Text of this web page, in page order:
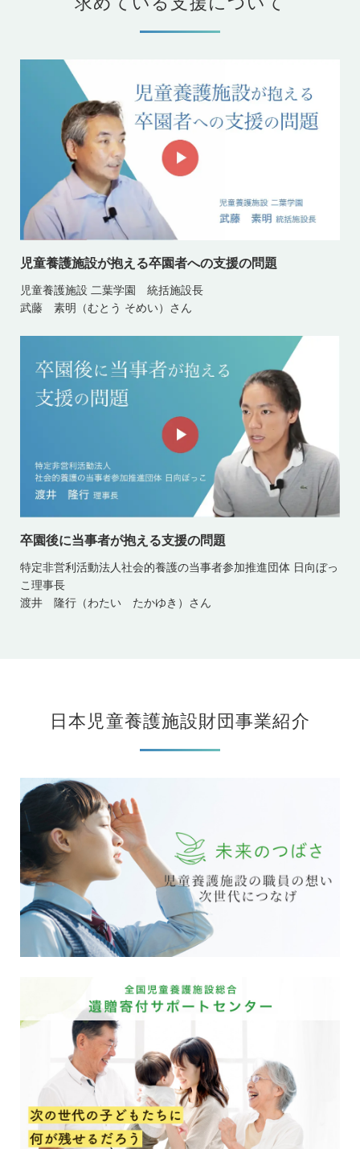
児童養護施設が抱える卒園者への支援の問題
児童養護施設 二葉学園 統括施設長
武藤 素明（むとう そめい）さん
卒園後に当事者が抱える支援の問題
特定非営利活動法人社会的養護の当事者参加推進団体 日向ぼっ
こ理事長
渡井 隆行（わたい たかゆき）さん
日本児童養護施設財団事業紹介